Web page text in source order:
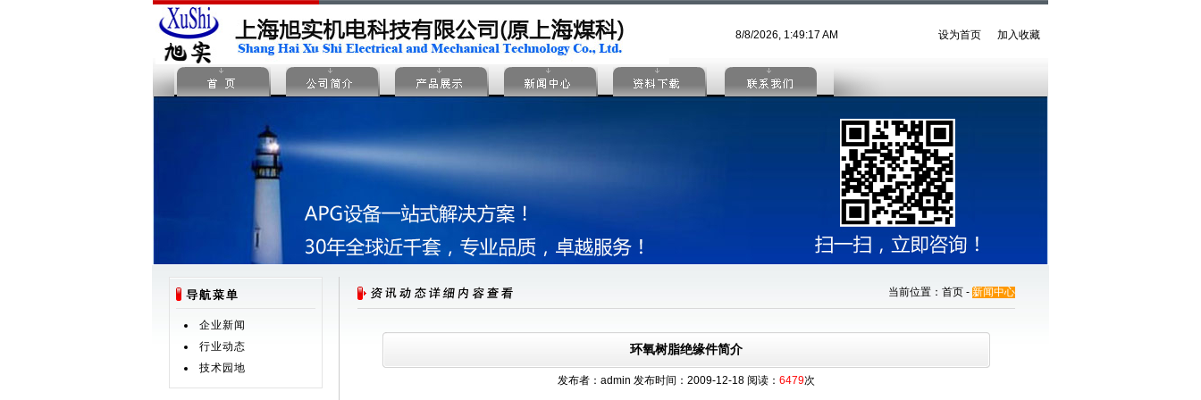
8/8/2026, 1:49:17 AM 设为首页 加入收藏
企业新闻
行业动态
技术园地
当前位置：首页 - 新闻中心
环氧树脂绝缘件简介
发布者：admin 发布时间：2009-12-18 阅读： 6479次